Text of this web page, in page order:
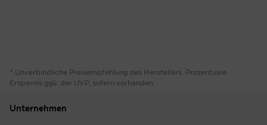
* Unverbindliche Preisempfehlung des Herstellers. Prozentuale
Ersparnis ggü. der UVP, sofern vorhanden
Unternehmen